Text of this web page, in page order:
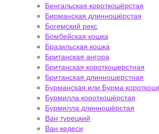
Бенгальская короткошёрстая
Бирманская длинношёрстая
Богемский рекс
Бомбейская кошка
Бразильская кошка
Британская ангора
Британская короткошерстная
Британская длинношерстная
Бурманская или Бурма
Бурмилла короткошёрстая
Бурмилла длинношёрстая
Ван турецкий
Ван кедеси